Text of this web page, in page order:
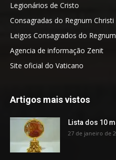
Legionários de Cristo
Consagradas do Regnum Christi
Leigos Consagrados do
Agencia de informação Zenit
Site oficial do Vaticano
Artigos mais vistos
Lista dos 10
27 de janeiro de